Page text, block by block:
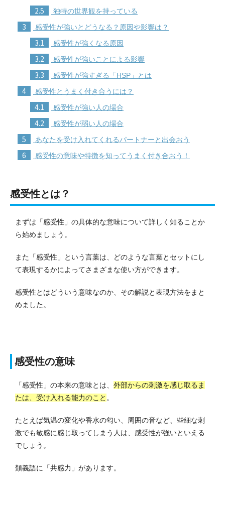
2.5 独特の世界観を持っている
3 感受性が強いとどうなる？原因や影響は？
3.1 感受性が強くなる原因
3.2 感受性が強いことによる影響
3.3 感受性が強すぎる「HSP」とは
4 感受性とうまく付き合うには？
4.1 感受性が強い人の場合
4.2 感受性が弱い人の場合
5 あなたを受け入れてくれるパートナーと出会おう
6 感受性の意味や特徴を知ってうまく付き合おう！
感受性とは？
まずは「感受性」の具体的な意味について詳しく知ることか
ら始めましょう。
また「感受性」という言葉は、どのような言葉とセットにし
て表現するかによってさまざまな使い方ができます。
感受性とはどういう意味なのか、その解説と表現方法をまと
めました。
感受性の意味
「感受性」の本来の意味とは、 外部からの刺激を感じ取るま
たは、受け入れる能力のこと 。
たとえば気温の変化や香水の匂い、周囲の音など、些細な刺
激でも敏感に感じ取ってしまう人は、感受性が強いといえる
でしょう。
類義語に「共感力」があります。